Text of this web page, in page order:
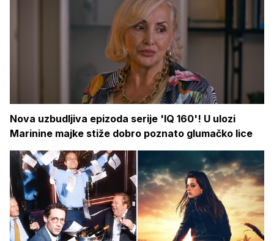
Nova uzbudljiva epizoda serije 'IQ 160'! U ulozi
Marinine majke stiže dobro poznato glumačko lice